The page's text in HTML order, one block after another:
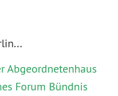
Abgeordnetenhaus
Forum Bündnis